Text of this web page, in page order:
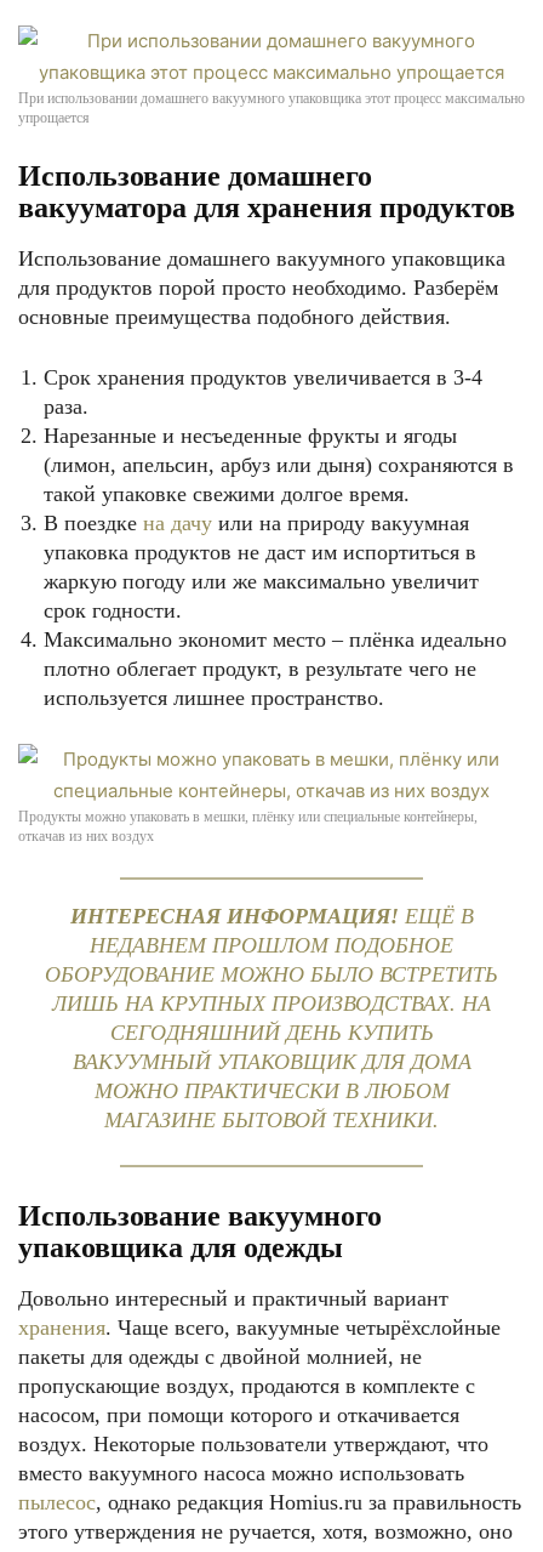
При использовании домашнего вакуумного упаковщика этот процесс максимально
упрощается
Использование домашнего
вакууматора для хранения продуктов
Использование домашнего вакуумного упаковщика
для продуктов порой просто необходимо. Разберём
основные преимущества подобного действия.
Срок хранения продуктов увеличивается в 3-4
раза.
Нарезанные и несъеденные фрукты и ягоды
(лимон, апельсин, арбуз или дыня) сохраняются в
такой упаковке свежими долгое время.
В поездке на дачу или на природу вакуумная
упаковка продуктов не даст им испортиться в
жаркую погоду или же максимально увеличит
срок годности.
Максимально экономит место – плёнка идеально
плотно облегает продукт, в результате чего не
используется лишнее пространство.
Продукты можно упаковать в мешки, плёнку или специальные контейнеры,
откачав из них воздух
ИНТЕРЕСНАЯ ИНФОРМАЦИЯ! ЕЩЁ В
НЕДАВНЕМ ПРОШЛОМ ПОДОБНОЕ
ОБОРУДОВАНИЕ МОЖНО БЫЛО ВСТРЕТИТЬ
ЛИШЬ НА КРУПНЫХ ПРОИЗВОДСТВАХ. НА
СЕГОДНЯШНИЙ ДЕНЬ КУПИТЬ
ВАКУУМНЫЙ УПАКОВЩИК ДЛЯ ДОМА
МОЖНО ПРАКТИЧЕСКИ В ЛЮБОМ
МАГАЗИНЕ БЫТОВОЙ ТЕХНИКИ.
Использование вакуумного
упаковщика для одежды
Довольно интересный и практичный вариант
хранения. Чаще всего, вакуумные четырёхслойные
пакеты для одежды с двойной молнией, не
пропускающие воздух, продаются в комплекте с
насосом, при помощи которого и откачивается
воздух. Некоторые пользователи утверждают, что
вместо вакуумного насоса можно использовать
пылесос, однако редакция Homius.ru за правильность
этого утверждения не ручается, хотя, возможно, оно